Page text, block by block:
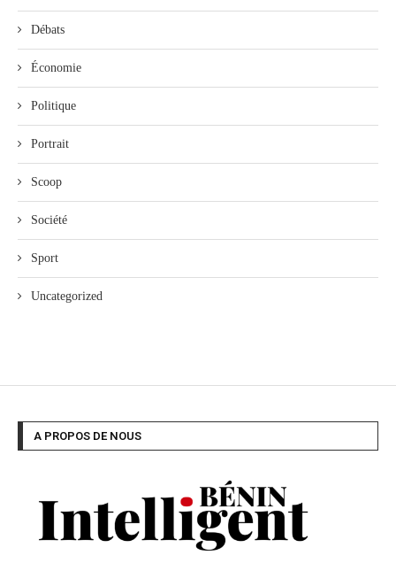
Débats
Économie
Politique
Portrait
Scoop
Société
Sport
Uncategorized
A PROPOS DE NOUS